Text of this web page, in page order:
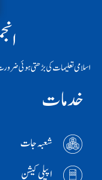
اسلامی تعلیمات کی بڑھتی ہوئی
خدمات
شعبہ جات
اپیلی کیشن